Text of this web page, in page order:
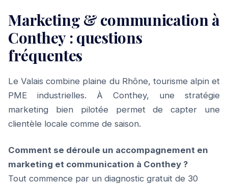
Marketing & communication à
Conthey : questions
fréquentes
Le Valais combine plaine du Rhône, tourisme alpin et
PME industrielles. À Conthey, une stratégie
marketing bien pilotée permet de capter une
clientèle locale comme de saison.
Comment se déroule un accompagnement en
marketing et communication à Conthey ?
Tout commence par un diagnostic gratuit de 30